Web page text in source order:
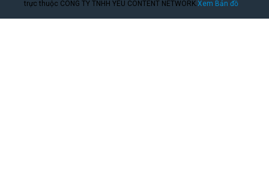
trực thuộc CÔNG TY TNHH YÊU CONTENT NETWORK.Xem Bản đồ